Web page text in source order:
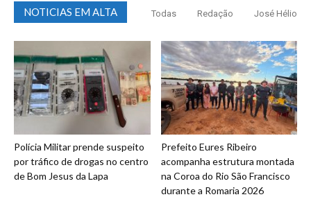
NOTICIAS EM ALTA Todas Redação José Hélio
Polícia Militar prende suspeito
por tráfico de drogas no centro
de Bom Jesus da Lapa
Prefeito Eures Ribeiro
acompanha estrutura montada
na Coroa do Rio São Francisco
durante a Romaria 2026